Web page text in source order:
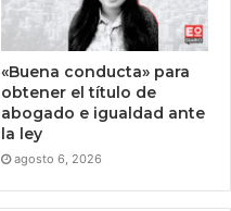
«Buena conducta» para
obtener el título de
abogado e igualdad ante
la ley
agosto 6, 2026